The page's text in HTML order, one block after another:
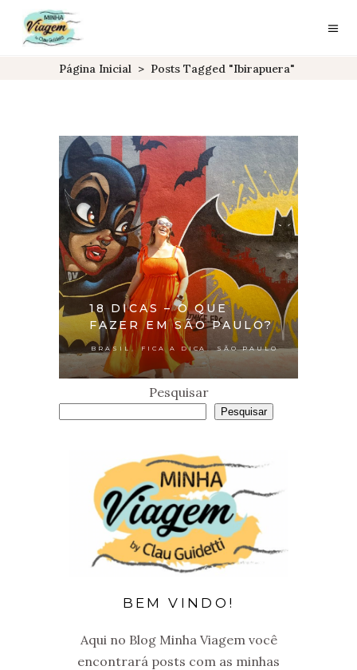
Página Inicial > Posts Tagged "Ibirapuera"
18 DICAS – O QUE
FAZER EM SÃO PAULO?
BRASIL , FICA A DICA , SÃO PAULO
Pesquisar
Pesquisar
BEM VINDO!
Aqui no Blog Minha Viagem você
encontrará posts com as minhas